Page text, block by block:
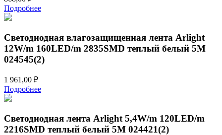
Подробнее
Светодиодная влагозащищенная лента Arlight
12W/m 160LED/m 2835SMD теплый белый 5M
024545(2)
1 961,00 ₽
Подробнее
Светодиодная лента Arlight 5,4W/m 120LED/m
2216SMD теплый белый 5M 024421(2)